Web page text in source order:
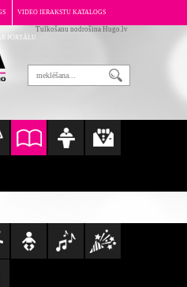
VIDEO IERAKSTU KATALOGS
PORTĀLU
Tulkošanu nodrošina Hugo.lv